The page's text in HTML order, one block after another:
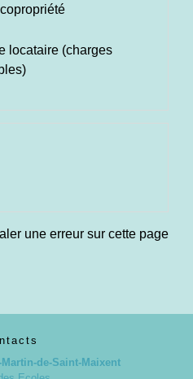
locataire (charges
une erreur sur cette page
de-Saint-Maixent